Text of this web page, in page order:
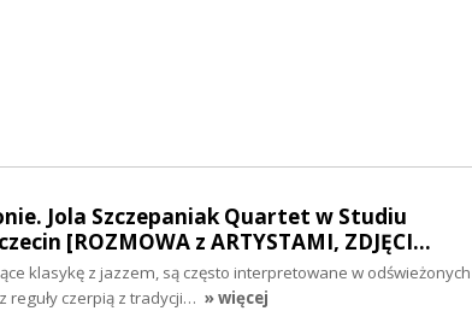
Jola Szczepaniak Quartet w Studiu
[ROZMOWA z ARTYSTAMI, ZDJĘCI…
klasykę z jazzem, są często interpretowane w odświeżonych
reguły czerpią z tradycji… » więcej